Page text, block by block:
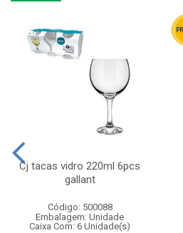
Cj tacas vidro 220ml 6pcs
gallant
Código: 500088
Embalagem: Unidade
Caixa Com: 6 Unidade(s)